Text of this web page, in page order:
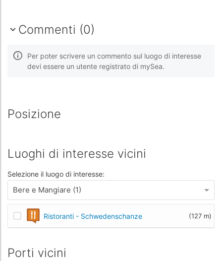
Commenti (0)
Per poter scrivere un commento sul luogo di interesse
devi essere un utente registrato di mySea.
Posizione
Luoghi di interesse vicini
Selezione il luogo di interesse:
Bere e Mangiare (1)
Ristoranti - Schwedenschanze (127 m)
Porti vicini